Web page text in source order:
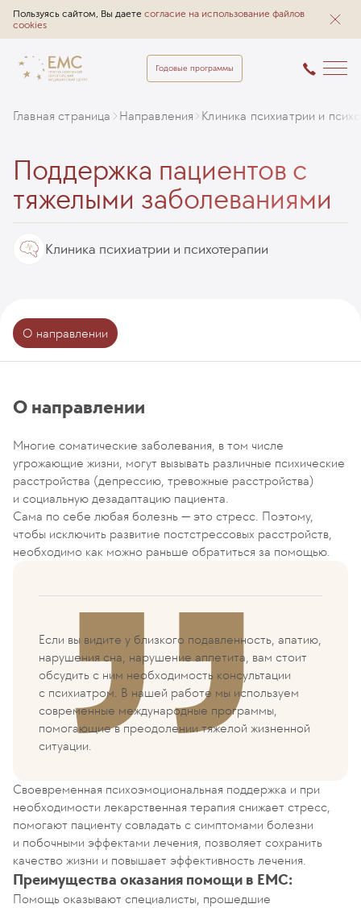
Пользуясь сайтом, Вы даете согласие на использование файлов
cookies
Годовые программы
Главная страница Направления Клиника психиатрии и
Поддержка пациентов с
тяжелыми заболеваниями
Клиника психиатрии и психотерапии
О направлении
О направлении
Многие соматические заболевания, в том числе
угрожающие жизни, могут вызывать различные психические
расстройства (депрессию, тревожные расстройства)
и социальную дезадаптацию пациента.
Сама по себе любая болезнь — это стресс. Поэтому,
чтобы исключить развитие постстрессовых расстройств,
необходимо как можно раньше обратиться за помощью.
Если вы видите у близкого подавленность, апатию,
нарушения сна, нарушение аппетита, вам стоит
обсудить с ним необходимость консультации
с психиатром. В нашей работе мы используем
современные международные программы,
помогающие в преодолении тяжелой жизненной
ситуации.
Своевременная психоэмоциональная поддержка и при
необходимости лекарственная терапия снижает стресс,
помогают пациенту совладать с симптомами болезни
и побочными эффектами лечения, позволяет сохранить
качество жизни и повышает эффективность лечения.
Преимущества оказания помощи в ЕМС:
Помощь оказывают специалисты, прошедшие